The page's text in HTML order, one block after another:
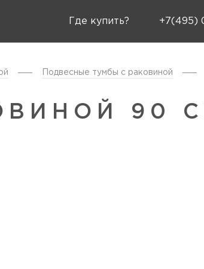
Где купить? +7(495)
Подвесные тумбы с раковиной
90